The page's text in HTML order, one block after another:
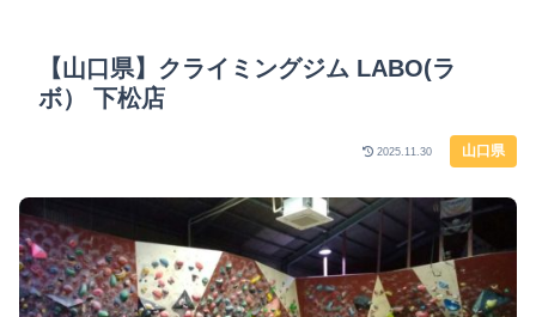
【山口県】クライミングジム LABO(ラ
ボ） 下松店
2025.11.30 山口県